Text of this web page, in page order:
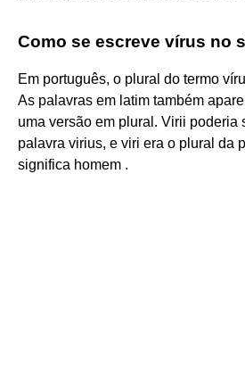
Como se escreve vírus no
Em português, o plural do termo
As palavras em latim também
uma versão em plural. Virii poderia
palavra virius, e viri era o plural da
significa homem .